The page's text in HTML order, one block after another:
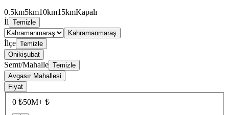
0.5km5km10km15kmKapalı
İl Temizle
Kahramanmaraş
İlçe Temizle
Onikişubat
Semt/Mahalle Temizle
Avgasır Mahallesi
Fiyat
0 ₺50M+ ₺